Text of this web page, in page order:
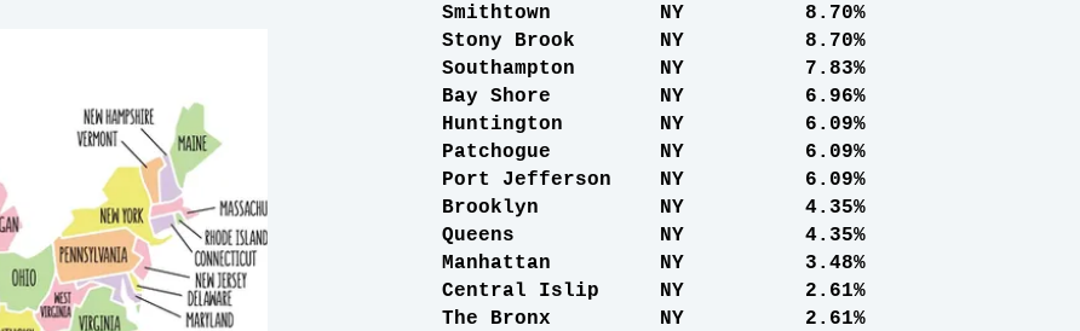
Smithtown NY 8.70%
Stony Brook NY 8.70%
Southampton NY 7.83%
Bay Shore NY 6.96%
Huntington NY 6.09%
Patchogue NY 6.09%
Port Jefferson NY 6.09%
Brooklyn NY 4.35%
Queens NY 4.35%
Manhattan NY 3.48%
Central Islip NY 2.61%
The Bronx NY 2.61%